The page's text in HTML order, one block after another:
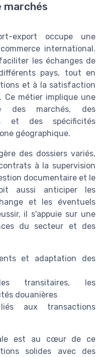
marchés
export occupe une
international.
les échanges de
pays, tout en
et à la satisfaction
Ce métier implique une
des marchés, des
et des spécificités
géographique.
des dossiers variés,
à la supervision
documentaire et le
aussi anticiper les
et les éventuels
il s'appuie sur une
du secteur et des
et adaptation des
transitaires, les
douanières
aux transactions
est au cœur de ce
solides avec des